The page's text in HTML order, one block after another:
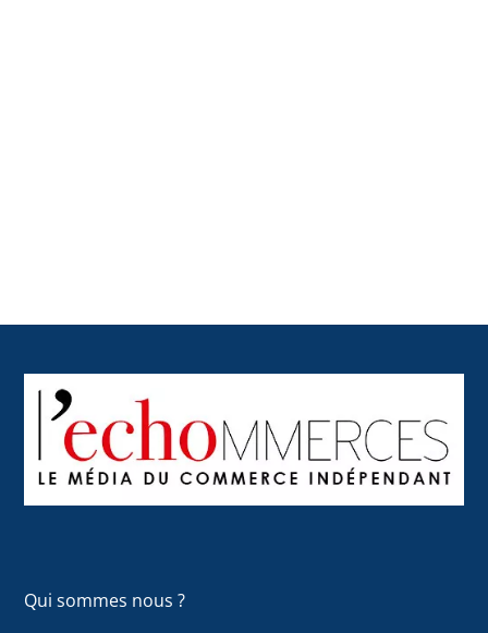
To
Top
Qui sommes nous ?